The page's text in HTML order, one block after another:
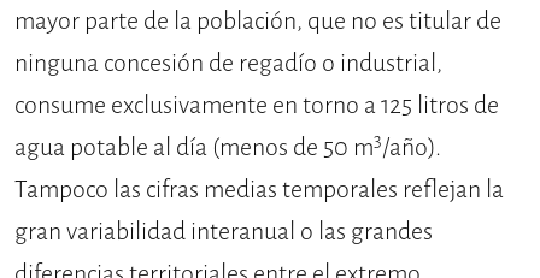
mayor parte de la población, que no es titular de
ninguna concesión de regadío o industrial,
consume exclusivamente en torno a 125 litros de
agua potable al día (menos de 50 m3/año).
Tampoco las cifras medias temporales reflejan la
gran variabilidad interanual o las grandes